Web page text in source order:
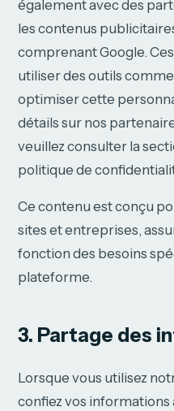
également avec des
les contenus
comprenant Google.
utiliser des outils
optimiser cette
détails sur nos
veuillez consulter la
politique de
Ce contenu est conçu
sites et entreprises,
fonction des besoins
plateforme.
3. Partage des
Lorsque vous utilisez
confiez vos